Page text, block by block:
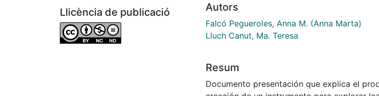
Llicència de publicació Autors
Falcó Pegueroles, Anna M. (Anna Marta)
Lluch Canut, Ma. Teresa
Resum
Documento presentación que explica el